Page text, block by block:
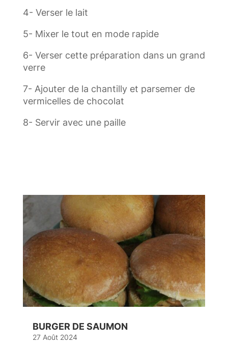
4- Verser le lait
5- Mixer le tout en mode rapide
6- Verser cette préparation dans un grand
verre
7- Ajouter de la chantilly et parsemer de
vermicelles de chocolat
8- Servir avec une paille
BURGER DE SAUMON
27 Août 2024